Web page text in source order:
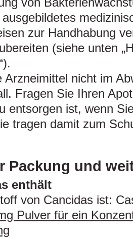
zur Handhabung
(siehe unten
Arzneimittel nicht im
Fragen Sie Ihren
entsorgen ist, wenn
tragen damit zum
Packung und
enthält
von Cancidas ist:
Pulver für ein